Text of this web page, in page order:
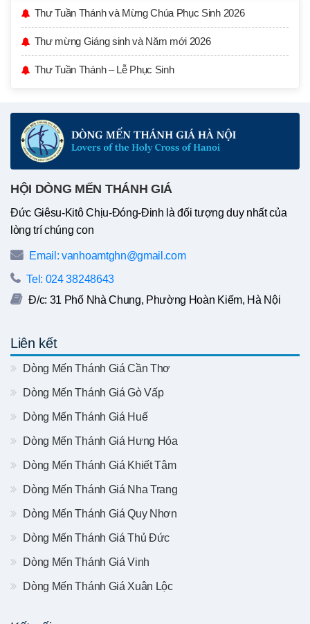
Thư Tuần Thánh và Mừng Chúa Phục Sinh 2026
Thư mừng Giáng sinh và Năm mới 2026
Thư Tuần Thánh – Lễ Phục Sinh
HỘI DÒNG MẾN THÁNH GIÁ
Đức Giêsu-Kitô Chịu-Đóng-Đinh là đối tượng duy nhất của
lòng trí chúng con
Email: vanhoamtghn@gmail.com
Tel: 024 38248643
Đ/c: 31 Phố Nhà Chung, Phường Hoàn Kiếm, Hà Nội
Liên kết
Dòng Mến Thánh Giá Cần Thơ
Dòng Mến Thánh Giá Gò Vấp
Dòng Mến Thánh Giá Huế
Dòng Mến Thánh Giá Hưng Hóa
Dòng Mến Thánh Giá Khiết Tâm
Dòng Mến Thánh Giá Nha Trang
Dòng Mến Thánh Giá Quy Nhơn
Dòng Mến Thánh Giá Thủ Đức
Dòng Mến Thánh Giá Vinh
Dòng Mến Thánh Giá Xuân Lộc